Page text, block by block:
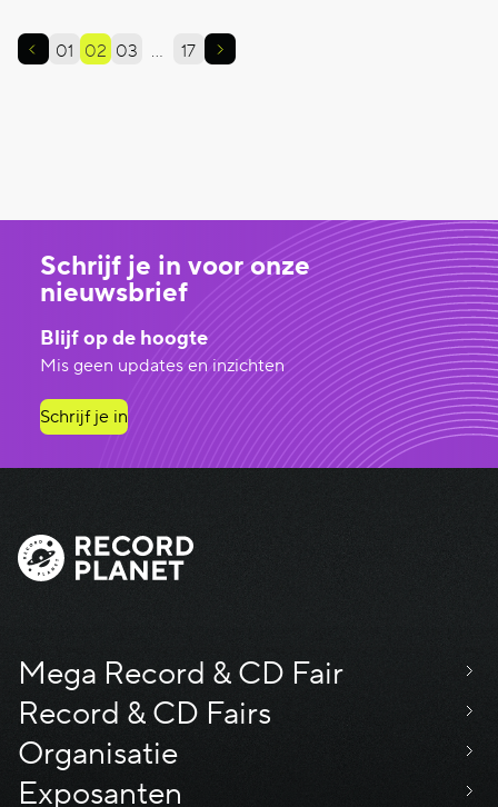
01 02 03 … 17
Schrijf je in voor onze
nieuwsbrief
Blijf op de hoogte
Mis geen updates en inzichten
Schrijf je in
Mega Record & CD Fair
Record & CD Fairs
Organisatie
Exposanten